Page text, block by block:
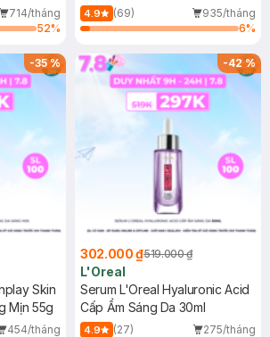
714/tháng
52%
(Mới)
4.9 (69)
935/tháng
6%
-35%
Skin
Mịn 55g
454/tháng
-42%
302.000 ₫519.000 ₫
L'Oreal
Serum L'Oreal Hyaluronic Acid
Cấp Ẩm Sáng Da 30ml
4.9 (27)
275/tháng